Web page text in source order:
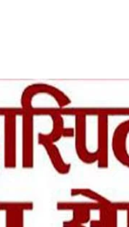
ने लिया नशा न